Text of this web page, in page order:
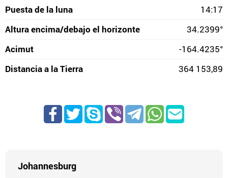
Puesta de la luna
14:17
Altura encima/debajo el horizonte
34.2399°
Acimut
-164.4235°
Distancia a la Tierra
364 153,89
Johannesburg